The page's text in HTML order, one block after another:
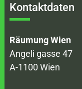
Kontaktdaten
Räumung Wien
Angeli gasse 47
A-1100 Wien